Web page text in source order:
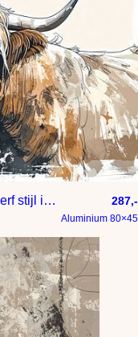
Schotse hooglander tekening in waterverf stijl in beige roodbruin en taupe 287,-
Aluminium 80×45